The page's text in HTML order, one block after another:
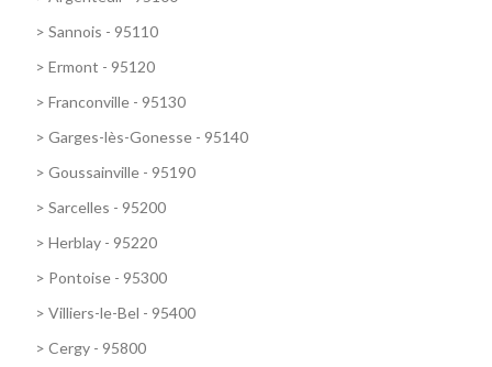
> Sannois - 95110
> Ermont - 95120
> Franconville - 95130
> Garges-lès-Gonesse - 95140
> Goussainville - 95190
> Sarcelles - 95200
> Herblay - 95220
> Pontoise - 95300
> Villiers-le-Bel - 95400
> Cergy - 95800